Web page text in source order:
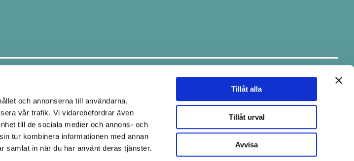
och annonserna till användarna,
vår trafik. Vi vidarebefordrar även
till de sociala medier och annons- och
tur kombinera informationen med annan
samlat in när du har använt deras tjänster.
Tillåt alla
Tillåt urval
Avvisa
Håll dig uppdaterad.Ta del av tips & fina erbjudanden via